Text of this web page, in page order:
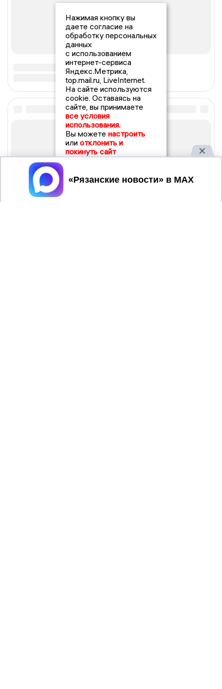
Нажимая кнопку вы
даете согласие на
обработку персональных
данных
с использованием
интернет-сервиса
Яндекс.Метрика,
top.mail.ru, LiveInternet.
На сайте используются
cookie. Оставаясь на
сайте, вы принимаете
все условия
использования.
Вы можете настроить
или отклонить и
покинуть сайт
Принять